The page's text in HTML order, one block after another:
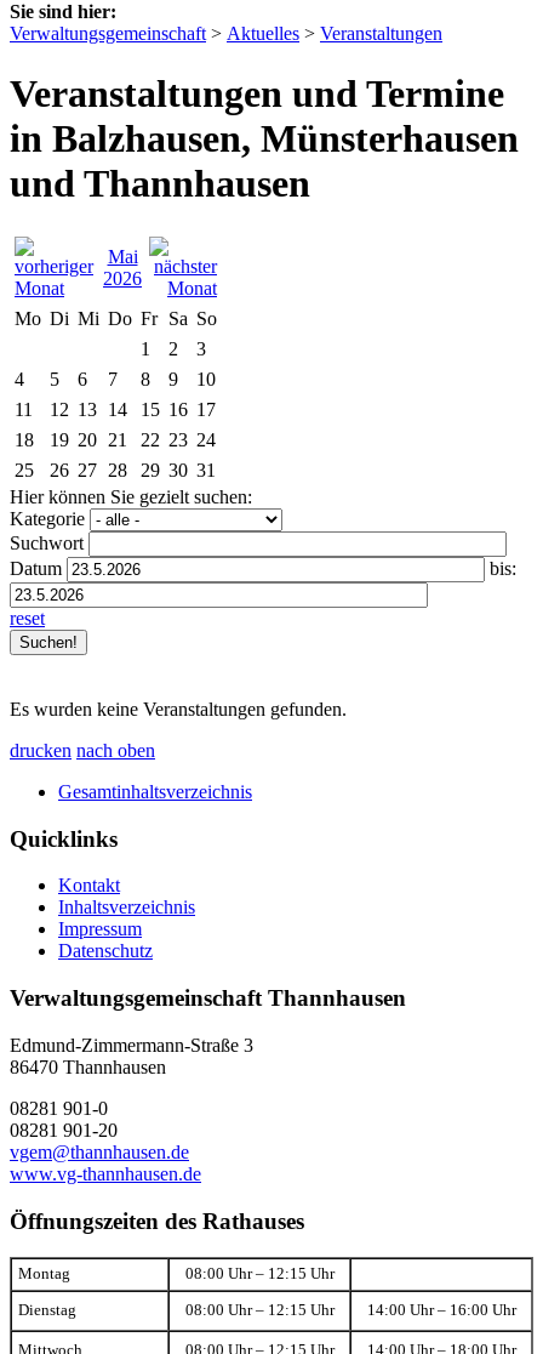
Sie sind hier:
Verwaltungsgemeinschaft > Aktuelles > Veranstaltungen
Veranstaltungen und Termine
in Balzhausen, Münsterhausen
und Thannhausen
Mai
2026
Mo Di Mi Do Fr Sa So
1
2
3
4
5 6 7 8 9
10
11
12 13 14 15 16 17
18
19 20 21 22 23 24
25
26 27 28 29 30 31
Hier können Sie gezielt suchen:
Kategorie
Suchwort
Datum
bis:
reset
Es wurden keine Veranstaltungen gefunden.
drucken nach oben
Gesamtinhaltsverzeichnis
Quicklinks
Kontakt
Inhaltsverzeichnis
Impressum
Datenschutz
Verwaltungsgemeinschaft Thannhausen
Edmund-Zimmermann-Straße 3
86470 Thannhausen
08281 901-0
08281 901-20
vgem@thannhausen.de
www.vg-thannhausen.de
Öffnungszeiten des Rathauses
Montag 08:00 Uhr – 12:15 Uhr
Dienstag 08:00 Uhr – 12:15 Uhr 14:00 Uhr – 16:00 Uhr